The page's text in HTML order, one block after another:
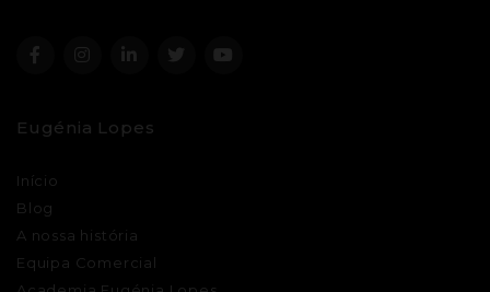
Eugénia Lopes
Início
Blog
A nossa história
Equipa Comercial